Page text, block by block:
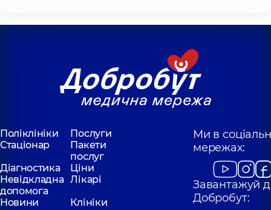
Поліклініки
Послуги
Стаціонар
Пакети
послуг
Діагностика
Ціни
Невідкладна
допомога
Лікарі
Новини
Клініки
Ми в
мережах:
Завантажуй
Добробут: